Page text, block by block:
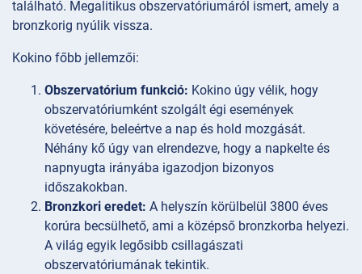
található. Megalitikus obszervatóriumáról ismert, amely a
bronzkorig nyúlik vissza.
Kokino főbb jellemzői:
Obszervatórium funkció: Kokino úgy vélik, hogy
obszervatóriumként szolgált égi események
követésére, beleértve a nap és hold mozgását.
Néhány kő úgy van elrendezve, hogy a napkelte és
napnyugta irányába igazodjon bizonyos
időszakokban.
Bronzkori eredet: A helyszín körülbelül 3800 éves
korúra becsülhető, ami a középső bronzkorba helyezi.
A világ egyik legősibb csillagászati
obszervatóriumának tekintik.